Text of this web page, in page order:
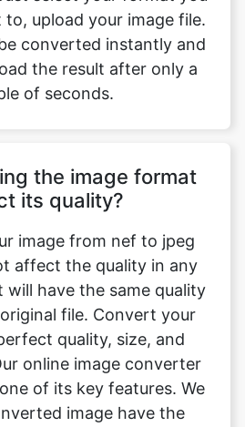
of seconds.
the image format
affect the quality in any
will have the same quality
file. Convert your
quality, size, and
online image converter
of its key features. We
image have the
Anyone with a phone,
pc can access this tool
use it for free.